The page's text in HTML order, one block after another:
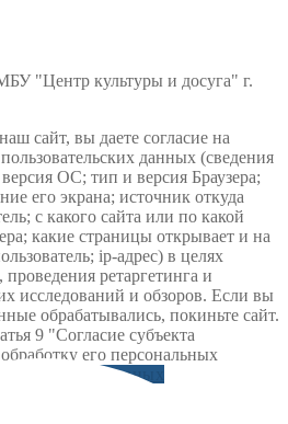
"Центр культуры и досуга" г.
сайт, вы даете согласие на
данных (сведения
ОС; тип и версия Браузера;
его экрана; источник откуда
с какого сайта или по какой
какие страницы открывает и на
ip-адрес) в целях
ретаргетинга и
исследований и обзоров. Если вы
обрабатывались, покиньте сайт.
9 "Согласие субъекта
его персональных
обработку данных